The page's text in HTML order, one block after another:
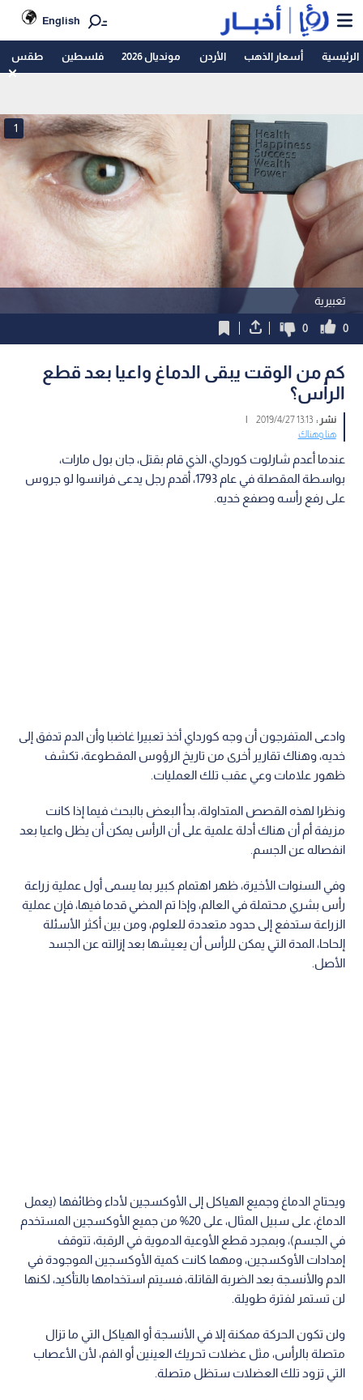
English
الرئيسية أسعار الذهب الأردن مونديال 2026 فلسطين طقس
تعبيرية
1
0
0
كم من الوقت يبقى الدماغ واعيا بعد قطع
الرأس؟
نشر :13:13 2019/4/27
|
هنا وهناك
عندما أعدم شارلوت كورداي، الذي قام بقتل، جان بول مارات،
بواسطة المقصلة في عام 1793، أقدم رجل يدعى فرانسوا لو جروس
على رفع رأسه وصفع خديه.
وادعى المتفرجون أن وجه كورداي أخذ تعبيرا غاضبا وأن الدم تدفق إلى
خديه، وهناك تقارير أخرى من تاريخ الرؤوس المقطوعة، تكشف
ظهور علامات وعي عقب تلك العمليات.
ونظرا لهذه القصص المتداولة، بدأ البعض بالبحث فيما إذا كانت
مزيفة أم أن هناك أدلة علمية على أن الرأس يمكن أن يظل واعيا بعد
انفصاله عن الجسم.
وفي السنوات الأخيرة، ظهر اهتمام كبير بما يسمى أول عملية زراعة
رأس بشري محتملة في العالم، وإذا تم المضي قدما فيها، فإن عملية
الزراعة ستدفع إلى حدود متعددة للعلوم، ومن بين أكثر الأسئلة
إلحاحا، المدة التي يمكن للرأس أن يعيشها بعد إزالته عن الجسد
الأصل.
ويحتاج الدماغ وجميع الهياكل إلى الأوكسجين لأداء وظائفها (يعمل
الدماغ، على سبيل المثال، على 20% من جميع الأوكسجين المستخدم
في الجسم)، وبمجرد قطع الأوعية الدموية في الرقبة، تتوقف
إمدادات الأوكسجين، ومهما كانت كمية الأوكسجين الموجودة في
الدم والأنسجة بعد الضربة القاتلة، فسيتم استخدامها بالتأكيد، لكنها
لن تستمر لفترة طويلة.
ولن تكون الحركة ممكنة إلا في الأنسجة أو الهياكل التي ما تزال
متصلة بالرأس، مثل عضلات تحريك العينين أو الفم، لأن الأعصاب
التي تزود تلك العضلات ستظل متصلة.